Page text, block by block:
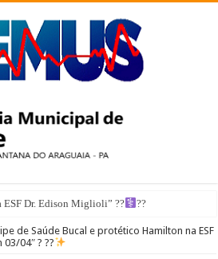
ESF Dr. Edison Miglioli” ??‍ ??
de Saúde Bucal e protético Hamilton na ESF
04″ ? ??